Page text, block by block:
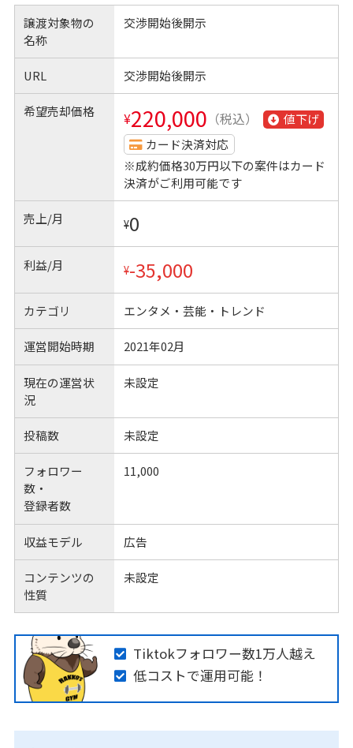
譲渡対象物の
名称
交渉開始後開示
URL 交渉開始後開示
希望売却価格 ¥220,000 （税込）
値下げ
カード決済対応
※成約価格30万円以下の案件はカード
決済がご利用可能です
売上/月 ¥0
利益/月 ¥-35,000
カテゴリ エンタメ・芸能・トレンド
運営開始時期 2021年02月
現在の運営状
況
未設定
投稿数 未設定
フォロワー
数・
登録者数
11,000
収益モデル 広告
コンテンツの
性質
未設定
Tiktokフォロワー数1万人越え
低コストで運用可能！